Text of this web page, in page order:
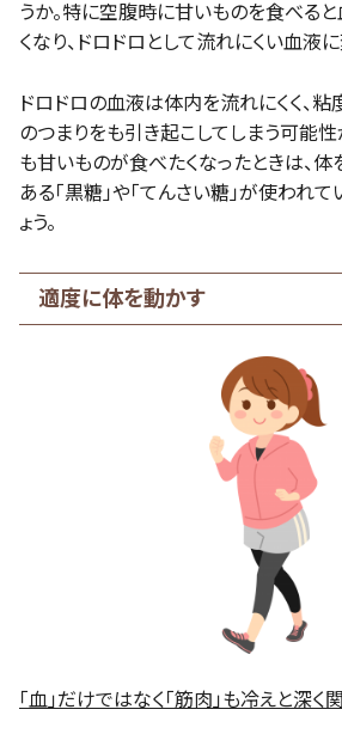
うか。特に空腹時に甘いものを食べる
くなり、ドロドロとして流れにくい血液
ドロドロの血液は体内を流れにくく、
のつまりをも引き起こしてしまう可能性
も甘いものが食べたくなったときは、
ある「黒糖」や「てんさい糖」が使われ
ょう。
適度に体を動かす
「血」だけではなく「筋肉」も冷えと深く